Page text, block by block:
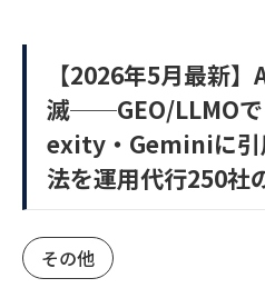
【2026年5月最新
滅──GEO/LLMO
exity・Geminiに引
法を運用代行250社
その他